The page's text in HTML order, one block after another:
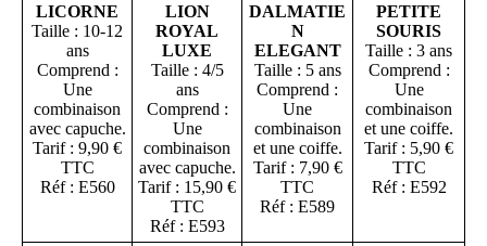
LICORNE
Taille : 10-12
ans
Comprend :
Une
combinaison
avec capuche.
Tarif : 9,90 €
TTC
Réf : E560
LION
ROYAL
LUXE
Taille : 4/5
ans
Comprend :
Une
combinaison
avec capuche.
Tarif : 15,90 €
TTC
Réf : E593
DALMATIE
N
ELEGANT
Taille : 5 ans
Comprend :
Une
combinaison
et une coiffe.
Tarif : 7,90 €
TTC
Réf : E589
PETITE
SOURIS
Taille : 3 ans
Comprend :
Une
combinaison
et une coiffe.
Tarif : 5,90 €
TTC
Réf : E592